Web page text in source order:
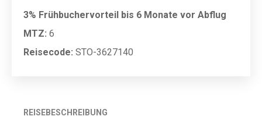
3% Frühbuchervorteil bis 6 Monate vor Abflug
MTZ: 6
Reisecode: STO-3627140
REISEBESCHREIBUNG